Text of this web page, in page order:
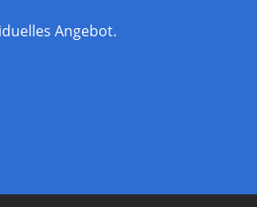
Angebot.